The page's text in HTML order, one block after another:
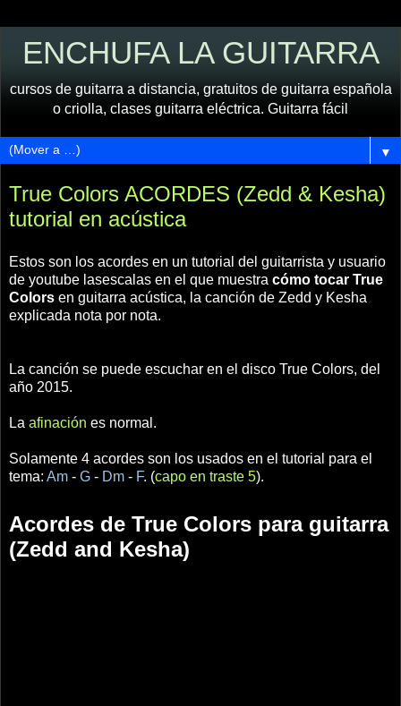
ENCHUFA LA GUITARRA
cursos de guitarra a distancia, gratuitos de guitarra española
o criolla, clases guitarra eléctrica. Guitarra fácil
▼
True Colors ACORDES (Zedd & Kesha)
tutorial en acústica
Estos son los acordes en un tutorial del guitarrista y usuario
de youtube lasescalas en el que muestra cómo tocar True
Colors en guitarra acústica, la canción de Zedd y Kesha
explicada nota por nota.
La canción se puede escuchar en el disco True Colors, del
año 2015.
La afinación es normal.
Solamente 4 acordes son los usados en el tutorial para el
tema: Am - G - Dm - F. (capo en traste 5).
Acordes de True Colors para guitarra
(Zedd and Kesha)